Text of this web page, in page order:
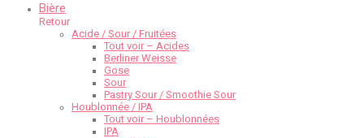
Bière
Retour
Acide / Sour / Fruitées
Tout voir – Acides
Berliner Weisse
Gose
Sour
Pastry Sour / Smoothie Sour
Houblonnée / IPA
Tout voir – Houblonnées
IPA